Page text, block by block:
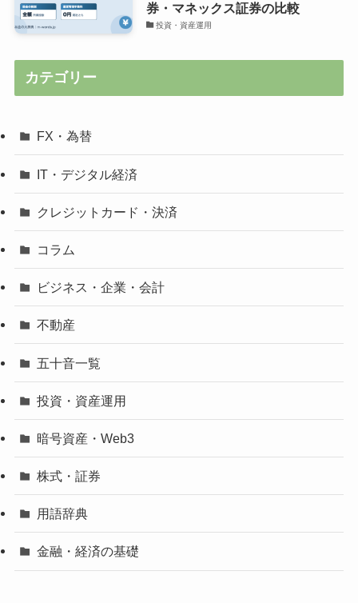
券・マネックス証券の比較
投資・資産運用
カテゴリー
FX・為替
IT・デジタル経済
クレジットカード・決済
コラム
ビジネス・企業・会計
不動産
五十音一覧
投資・資産運用
暗号資産・Web3
株式・証券
用語辞典
金融・経済の基礎